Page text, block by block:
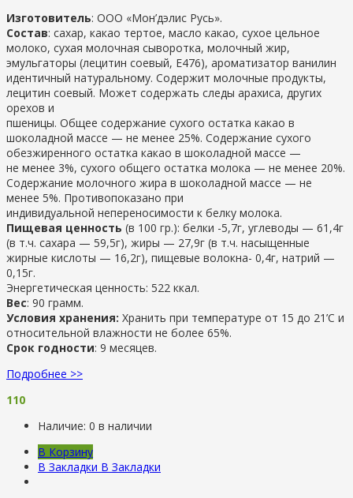
Изготовитель: ООО «Мон’дэлис Русь».
Состав: сахар, какао тертое, масло какао, сухое цельное
молоко, сухая молочная сыворотка, молочный жир,
эмульгаторы (лецитин соевый, Е476), ароматизатор ванилин
идентичный натуральному. Содержит молочные продукты,
лецитин соевый. Может содержать следы арахиса, других
орехов и
пшеницы. Общее содержание сухого остатка какао в
шоколадной массе — не менее 25%. Содержание сухого
обезжиренного остатка какао в шоколадной массе —
не менее 3%, сухого общего остатка молока — не менее 20%.
Содержание молочного жира в шоколадной массе — не
менее 5%. Противопоказано при
индивидуальной непереносимости к белку молока.
Пищевая ценность (в 100 гр.): белки -5,7г, углеводы — 61,4г
(в т.ч. сахара — 59,5г), жиры — 27,9г (в т.ч. насыщенные
жирные кислоты — 16,2г), пищевые волокна- 0,4г, натрий —
0,15г.
Энергетическая ценность: 522 ккал.
Вес: 90 грамм.
Условия хранения: Хранить при температуре от 15 до 21’С и
относительной влажности не более 65%.
Срок годности: 9 месяцев.
Подробнее >>
110
Наличие: 0 в наличии
В Корзину
В Закладки В Закладки